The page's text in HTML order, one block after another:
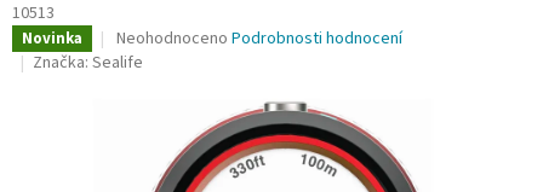
10513
Novinka
Průměrné
hodnocení
Neohodnoceno Podrobnosti hodnocení
Značka: Sealife